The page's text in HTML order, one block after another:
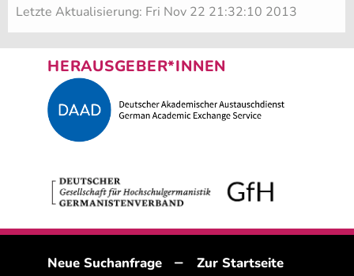
Letzte Aktualisierung: Fri Nov 22 21:32:10 2013
HERAUSGEBER*INNEN
Neue Suchanfrage – Zur Startseite